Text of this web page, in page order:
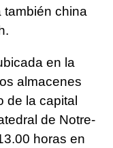
también china
en la
almacenes
de la capital
de Notre-
horas en